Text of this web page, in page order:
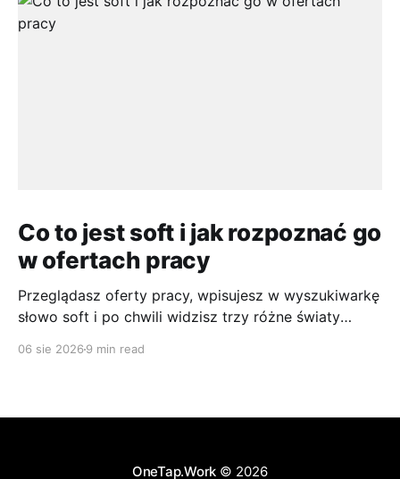
Co to jest soft i jak rozpoznać go
w ofertach pracy
Przeglądasz oferty pracy, wpisujesz w wyszukiwarkę
słowo soft i po chwili widzisz trzy różne światy
06 sie 2026 9 min read
OneTap.Work © 2026